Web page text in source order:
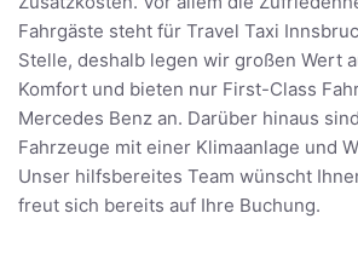
Fahrgäste steht für Travel Taxi
Stelle, deshalb legen wir großen Wert
Komfort und bieten nur First-Class
Mercedes Benz an. Darüber hinaus
Fahrzeuge mit einer Klimaanlage und
Unser hilfsbereites Team wünscht
freut sich bereits auf Ihre Buchung.